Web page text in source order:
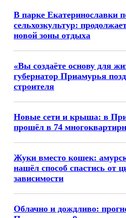
В парке Екатеринославки
сельхозкультур:
новой зоны отдыха
«Вы создаёте основу для
губернатор Приамурья
строителя
Новые сети и крыша: в
прошёл в 74
Жуки вместо кошек:
нашёл способ спастись от
зависимости
Облачно и дождливо: